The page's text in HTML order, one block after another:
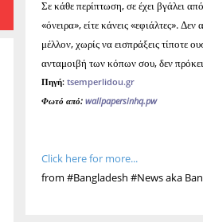
Σε κάθε περίπτωση, σε έχει βγάλει
«όνειρα», είτε κάνεις «εφιάλτες».
μέλλον, χωρίς να εισπράξεις τίποτε
ανταμοιβή των κόπων σου, δεν
Πηγή:tsemperlidou.gr
Φωτό από: wallpapersinhq.pw
Click here for more...
from #Bangladesh #News aka